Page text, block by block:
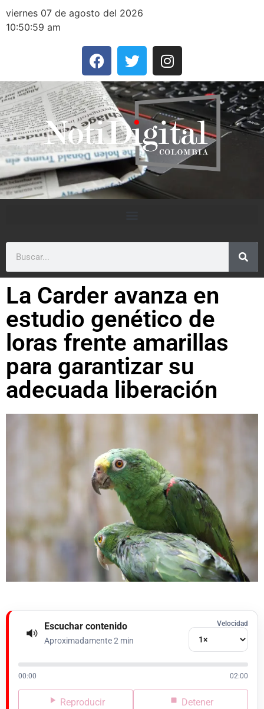
viernes 07 de agosto del 2026
10:50:59 am
La Carder avanza en
estudio genético de
loras frente amarillas
para garantizar su
adecuada liberación
Escuchar contenido
Aproximadamente 2 min
Velocidad
00:00 02:00
Reproducir Detener